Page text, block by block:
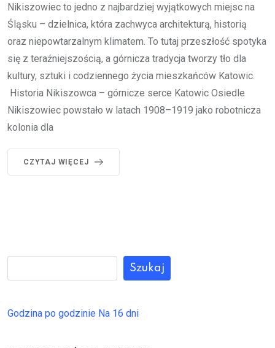
Nikiszowiec to jedno z najbardziej wyjątkowych miejsc na
Śląsku – dzielnica, która zachwyca architekturą, historią
oraz niepowtarzalnym klimatem. To tutaj przeszłość spotyka
się z teraźniejszością, a górnicza tradycja tworzy tło dla
kultury, sztuki i codziennego życia mieszkańców Katowic.
Historia Nikiszowca – górnicze serce Katowic Osiedle
Nikiszowiec powstało w latach 1908–1919 jako robotnicza
kolonia dla
CZYTAJ WIĘCEJ
Szukaj
Godzina po godzinie Na 16 dni